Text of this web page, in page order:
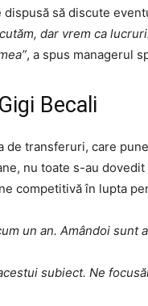
să discute
dar vrem ca
, a spus managerul
Becali
transferuri, care
nu toate s-au
competitivă în lupta
un an. Amândoi
subiect. Ne